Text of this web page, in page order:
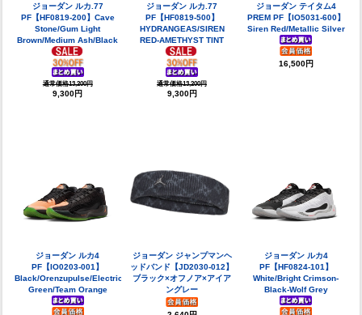
ジョーダン ルカ.77
PF【HF0819-200】Cave
Stone/Gum Light
Brown/Medium Ash/Black
通常価格13,200円
9,300円
ジョーダン ルカ.77
PF【HF0819-500】
HYDRANGEAS/SIREN
RED-AMETHYST TINT
通常価格13,200円
9,300円
ジョーダン テイタム4
PREM PF【IO5031-600】
Siren Red/Metallic Silver
16,500円
ジョーダン ルカ4
PF【IO0203-001】
Black/Orenzupulse/Electric
Green/Team Orange
ジョーダン ジャンプマンヘ
ッドバンド【JD2030-012】
ブラック×オフノア×アイア
ングレー
ジョーダン ルカ4
PF【HF0824-101】
White/Bright Crimson-
Black-Wolf Grey